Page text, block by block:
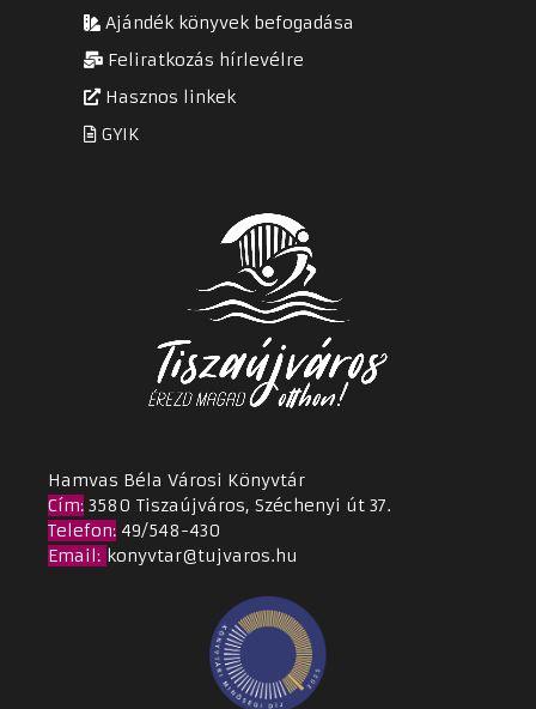
Ajándék könyvek befogadása
Feliratkozás hírlevélre
Hasznos linkek
GYIK
Hamvas Béla Városi Könyvtár
Cím: 3580 Tiszaújváros, Széchenyi út 37.
Telefon: 49/548-430
Email : konyvtar@tujvaros.hu